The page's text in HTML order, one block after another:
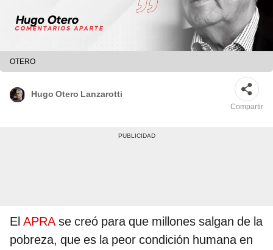
OTERO
Hugo Otero Lanzarotti
Compartir
El APRAse creó para que millones salgan de la
pobreza, que es la peor condición humana en